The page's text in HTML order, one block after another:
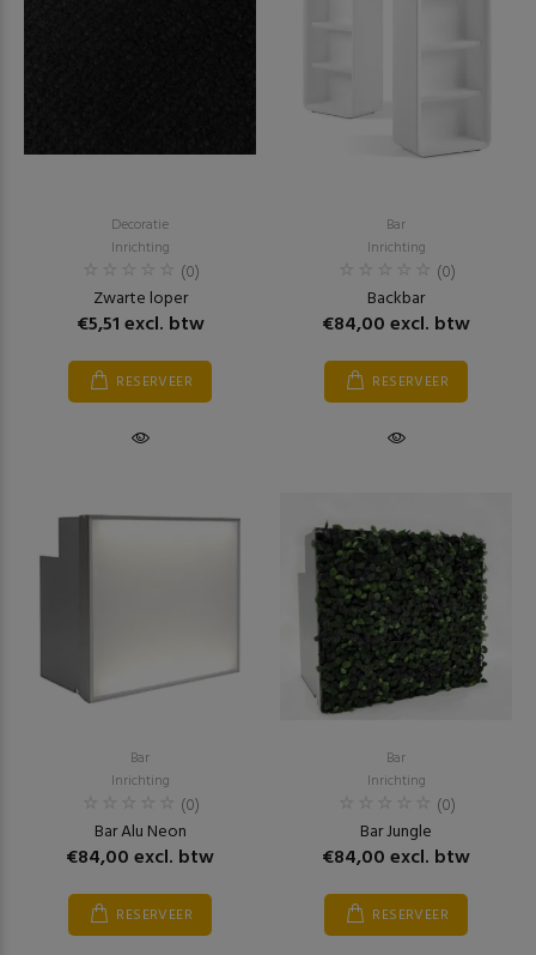
Decoratie
Inrichting
(0)
Zwarte loper
€5,51 excl. btw
RESERVEER
Bar
Inrichting
(0)
Backbar
€84,00 excl. btw
RESERVEER
Bar
Inrichting
(0)
Bar Alu Neon
€84,00 excl. btw
RESERVEER
Bar
Inrichting
(0)
Bar Jungle
€84,00 excl. btw
RESERVEER